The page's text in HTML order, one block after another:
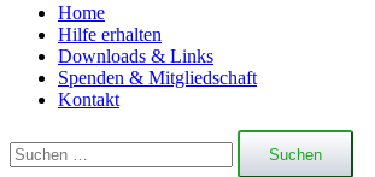
Home
Hilfe erhalten
Downloads & Links
Spenden & Mitgliedschaft
Kontakt
Suchen
nach: